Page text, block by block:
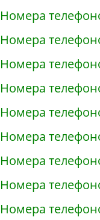
Номера
Номера
Номера
Номера
Номера
Номера
Номера
Номера
Номера